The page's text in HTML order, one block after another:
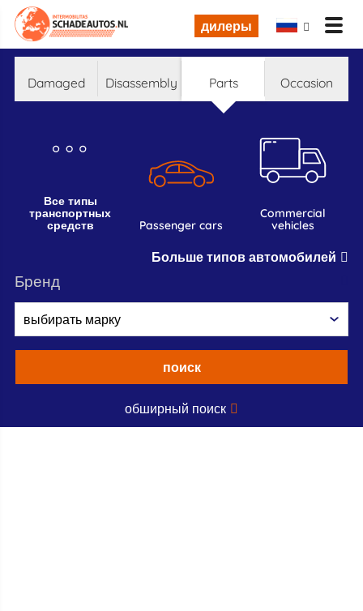
дилеры
damaged disassembly parts occasion
все типы
транспортных
средств
passenger cars
commercial
vehicles
Больше типов автомобилей
бренд
поиск
обширный поиск